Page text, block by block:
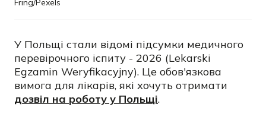
Fring/Pexels
У Польщі стали відомі підсумки медичного
перевірочного іспиту - 2026 (Lekarski
Egzamin Weryfikacyjny). Це обов'язкова
вимога для лікарів, які хочуть отримати
дозвіл на роботу у Польщі.